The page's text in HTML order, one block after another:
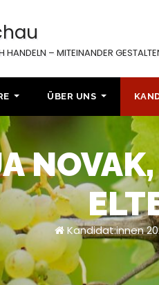
– MITEINANDER
ÜBER UNS
Kandidat:innen